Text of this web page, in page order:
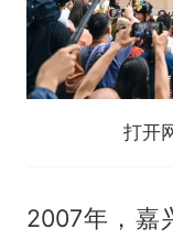
打开
2007年，嘉